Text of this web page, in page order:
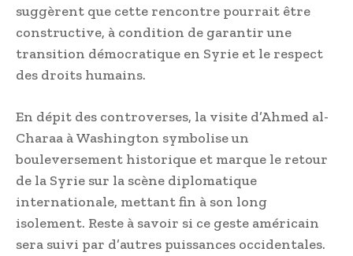
suggèrent que cette rencontre pourrait être
constructive, à condition de garantir une
transition démocratique en Syrie et le respect
des droits humains.
En dépit des controverses, la visite d’Ahmed al-
Charaa à Washington symbolise un
bouleversement historique et marque le retour
de la Syrie sur la scène diplomatique
internationale, mettant fin à son long
isolement. Reste à savoir si ce geste américain
sera suivi par d’autres puissances occidentales.